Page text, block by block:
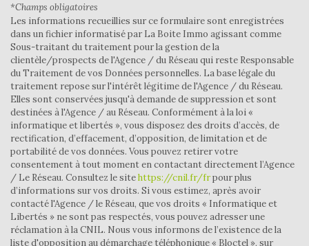
Propriétaires (vs. locataires)
90,06 %
Taxe habitation
15,63 %
Taxe foncière
17,91 %
Habitants de moins de 25 ans
26,12 %
Habitants de 25 à 55 ans
41,95 %
Habitants de plus de 55 ans
31,93 %
Nombre d'enfants par famille
Familles sans enfant
48,28 %
Familles avec 1 ou 2 enfants
48,28 %
Maisons
100 %
Appartements
0 %
*Champs obligatoires
Les informations recueillies sur ce formulaire sont enregistrées
dans un fichier informatisé par La Boite Immo agissant comme
Sous-traitant du traitement pour la gestion de la
clientèle/prospects de l'Agence / du Réseau qui reste Responsable
du Traitement de vos Données personnelles. La base légale du
traitement repose sur l'intérêt légitime de l'Agence / du Réseau.
Elles sont conservées jusqu'à demande de suppression et sont
destinées à l'Agence / au Réseau. Conformément à la loi «
informatique et libertés », vous disposez des droits d’accès, de
rectification, d’effacement, d’opposition, de limitation et de
portabilité de vos données. Vous pouvez retirer votre
consentement à tout moment en contactant directement l’Agence
/ Le Réseau. Consultez le sitehttps://cnil.fr/frpour plus
d’informations sur vos droits. Si vous estimez, après avoir
contacté l'Agence / le Réseau, que vos droits « Informatique et
Libertés » ne sont pas respectés, vous pouvez adresser une
réclamation à la CNIL. Nous vous informons de l’existence de la
liste d'opposition au démarchage téléphonique « Bloctel », sur